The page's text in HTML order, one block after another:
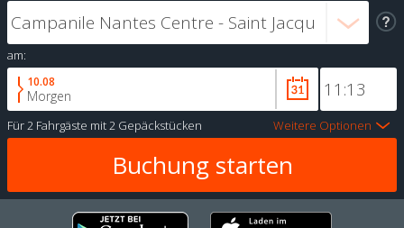
am:
10.08
Morgen
Für2 Fahrgäste mit2 Gepäckstücken Weitere Optionen